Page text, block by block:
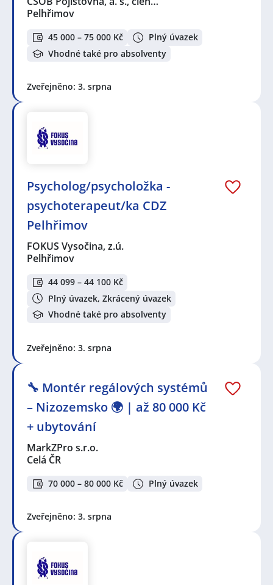
Pelhřimov
45 000 – 75 000 Kč
Plný úvazek
Vhodné také pro absolventy
Zveřejněno: 3. srpna
Psycholog/psycholožka -
psychoterapeut/ka CDZ
Pelhřimov
FOKUS Vysočina, z.ú.
Pelhřimov
44 099 – 44 100 Kč
Plný úvazek, Zkrácený úvazek
Vhodné také pro absolventy
Zveřejněno: 3. srpna
🔧 Montér regálových systémů
– Nizozemsko 🌍 | až 80 000 Kč
+ ubytování
MarkZPro s.r.o.
Celá ČR
70 000 – 80 000 Kč Plný úvazek
Zveřejněno: 3. srpna